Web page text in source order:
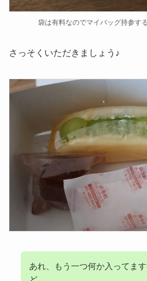
袋は有料なのでマイバッグ持参す
さっそくいただきましょう♪
あれ、もう一つ何か入ってま